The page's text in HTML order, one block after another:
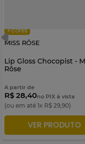
+cores
MISS RÔSE
Lip Gloss Chocopist -
Rôse
A partir de
R$ 28,40no PIX à vista
(ou em até 1x R$ 29,90)
ADICIONAR À SACOLA
VER PRODUTO